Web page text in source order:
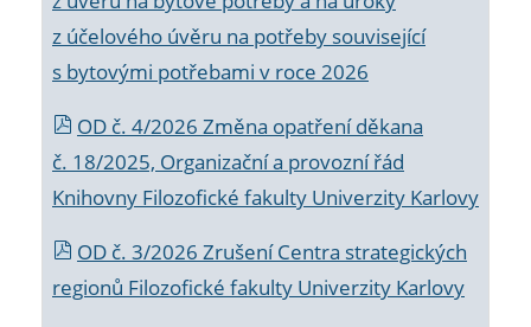
z účelového úvěru na potřeby související
s bytovými potřebami v roce 2026
OD č. 4/2026 Změna opatření děkana
č. 18/2025, Organizační a provozní řád
Knihovny Filozofické fakulty Univerzity Karlovy
OD č. 3/2026 Zrušení Centra strategických
regionů Filozofické fakulty Univerzity Karlovy